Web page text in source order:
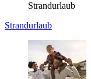
Strandurlaub
Strandurlaub